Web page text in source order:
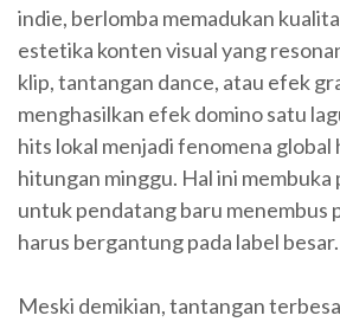
indie, berlomba memadukan
estetika konten visual yang
klip, tantangan dance, atau efek
menghasilkan efek domino satu
hits lokal menjadi fenomena global
hitungan minggu. Hal ini membuka
untuk pendatang baru menembus
harus bergantung pada label besar.
Meski demikian, tantangan